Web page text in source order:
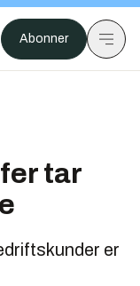
Abonner
tar
er